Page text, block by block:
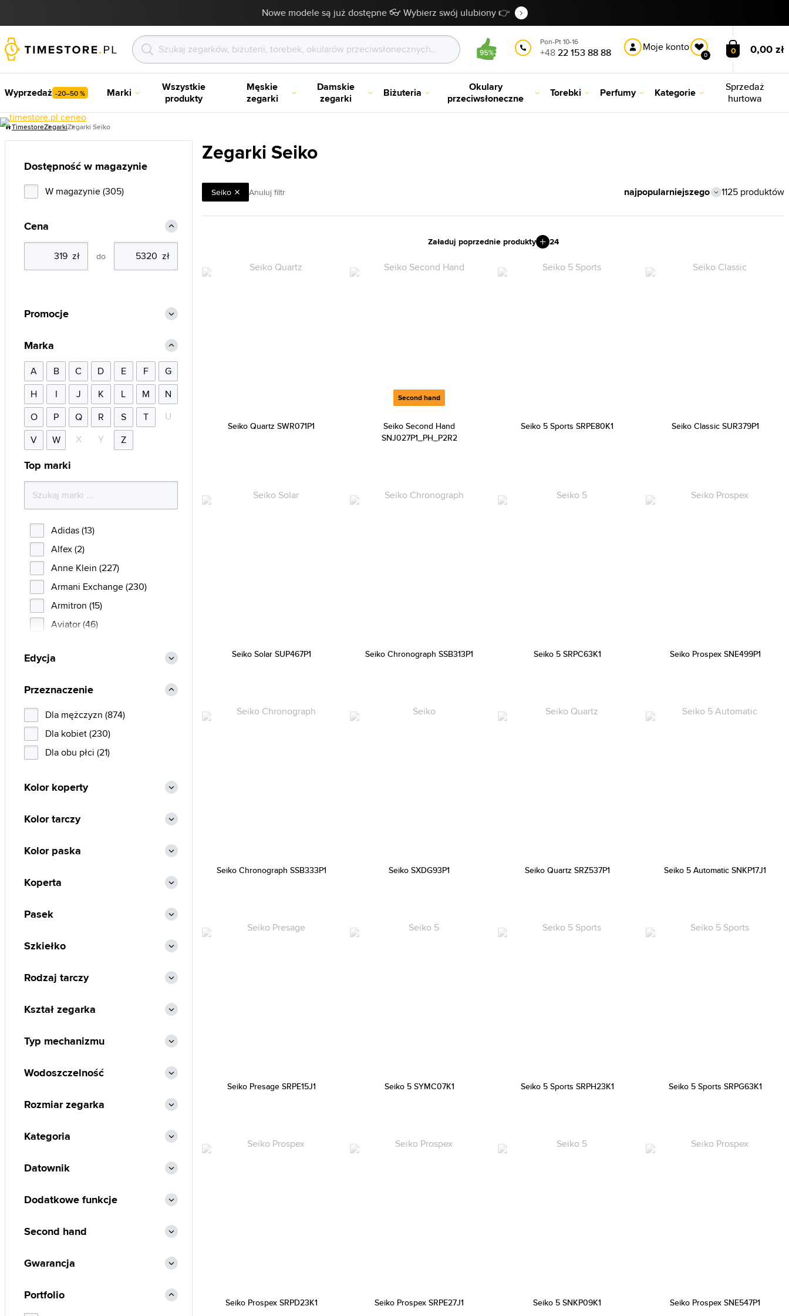
Nowe modele są już dostępne 👓 Wybierz swój ulubiony 👉
Pon-Pt 10-16
+4822 153 88 88 Moje konto
0 0 0,00 zł
Wyprzedaż -20–50 % Marki
Wszystkie
produkty
Męskie
zegarki
Damskie
zegarki
Biżuteria
Okulary
przeciwsłoneczne
Torebki Perfumy Kategorie
Sprzedaż
hurtowa
TimestoreZegarkiZegarki Seiko
Zegarki Seiko
Seiko Anuluj filtr 1125 produktów
Załaduj poprzednie produkty 24
Seiko Quartz SWR071P1
Second hand
Seiko Second Hand
SNJ027P1_PH_P2R2
Seiko 5 Sports SRPE80K1 Seiko Classic SUR379P1
Seiko Solar SUP467P1 Seiko Chronograph SSB313P1 Seiko 5 SRPC63K1 Seiko Prospex SNE499P1
Seiko Chronograph SSB333P1 Seiko SXDG93P1 Seiko Quartz SRZ537P1 Seiko 5 Automatic SNKP17J1
Seiko Presage SRPE15J1 Seiko 5 SYMC07K1 Seiko 5 Sports SRPH23K1 Seiko 5 Sports SRPG63K1
Seiko Prospex SRPD23K1 Seiko Prospex SRPE27J1 Seiko 5 SNKP09K1 Seiko Prospex SNE547P1
Dostępność w magazynie
W magazynie (305)
Cena
do
Promocje
Marka
A B C D E F
G
H
I J K L M
N
O
P Q R S T
U
V
W X Y Z
Top marki
Adidas (13)
Alfex (2)
Anne Klein (227)
Armani Exchange (230)
Armitron (15)
Aviator (46)
Bentime (1)
Breil (1)
Bulova (134)
Burberry (3)
Cannibal (2)
Carlo Cantinaro (2)
Certina (80)
CIGA Design (28)
Daniel Klein (625)
Danish Design (1)
DKNY (130)
Dolce & Gabbana (1)
Emily Westwood (130)
Esprit (340)
Festina (1386)
Frederic Graff (155)
Gant (250)
Guess (1811)
Hamilton (26)
Hugo Boss (656)
Edycja
Przeznaczenie
Dla mężczyzn (874)
Dla kobiet (230)
Dla obu płci (21)
Kolor koperty
Kolor tarczy
Kolor paska
Koperta
Pasek
Szkiełko
Rodzaj tarczy
Kształ zegarka
Typ mechanizmu
Wodoszczelność
Rozmiar zegarka
Kategoria
Datownik
Dodatkowe funkcje
Second hand
Gwarancja
Portfolio